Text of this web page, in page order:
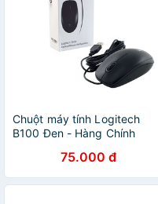
Chuột máy tính Logitech
B100 Đen - Hàng Chính
75.000 đ